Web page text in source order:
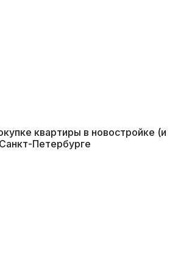
квартиры в новостройке (и
Петербурге